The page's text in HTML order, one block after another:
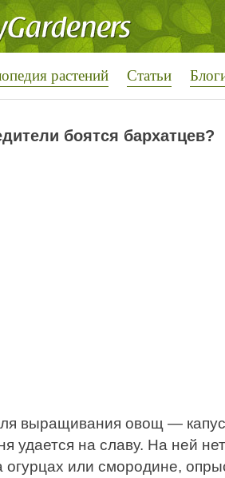
растений Статьи
боятся бархатцев?
выращивания овощ —
удается на славу. На ней
огурцах или смородине,